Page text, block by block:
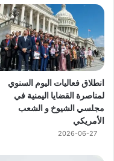
انطلاق فعاليات اليوم السنوي
لمناصرة القضايا اليمنية في
مجلسي الشيوخ و الشعب
الأمريكي
2026-06-27